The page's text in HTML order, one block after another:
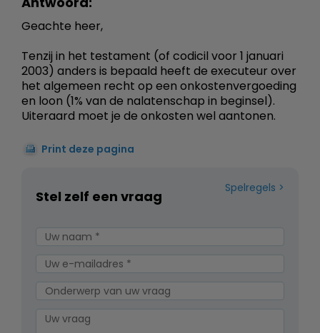
Geachte heer,
Tenzij in het testament (of codicil voor 1 januari
2003) anders is bepaald heeft de executeur over
het algemeen recht op een onkostenvergoeding
en loon (1% van de nalatenschap in beginsel).
Uiteraard moet je de onkosten wel aantonen.
Print deze pagina
Spelregels
Stel zelf een vraag